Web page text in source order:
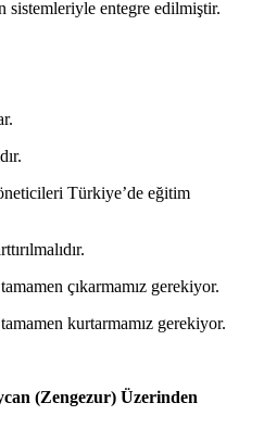
sistemleriyle entegre edilmiştir.
Türkiye’de eğitim
çıkarmamız gerekiyor.
kurtarmamız gerekiyor.
(Zengezur) Üzerinden